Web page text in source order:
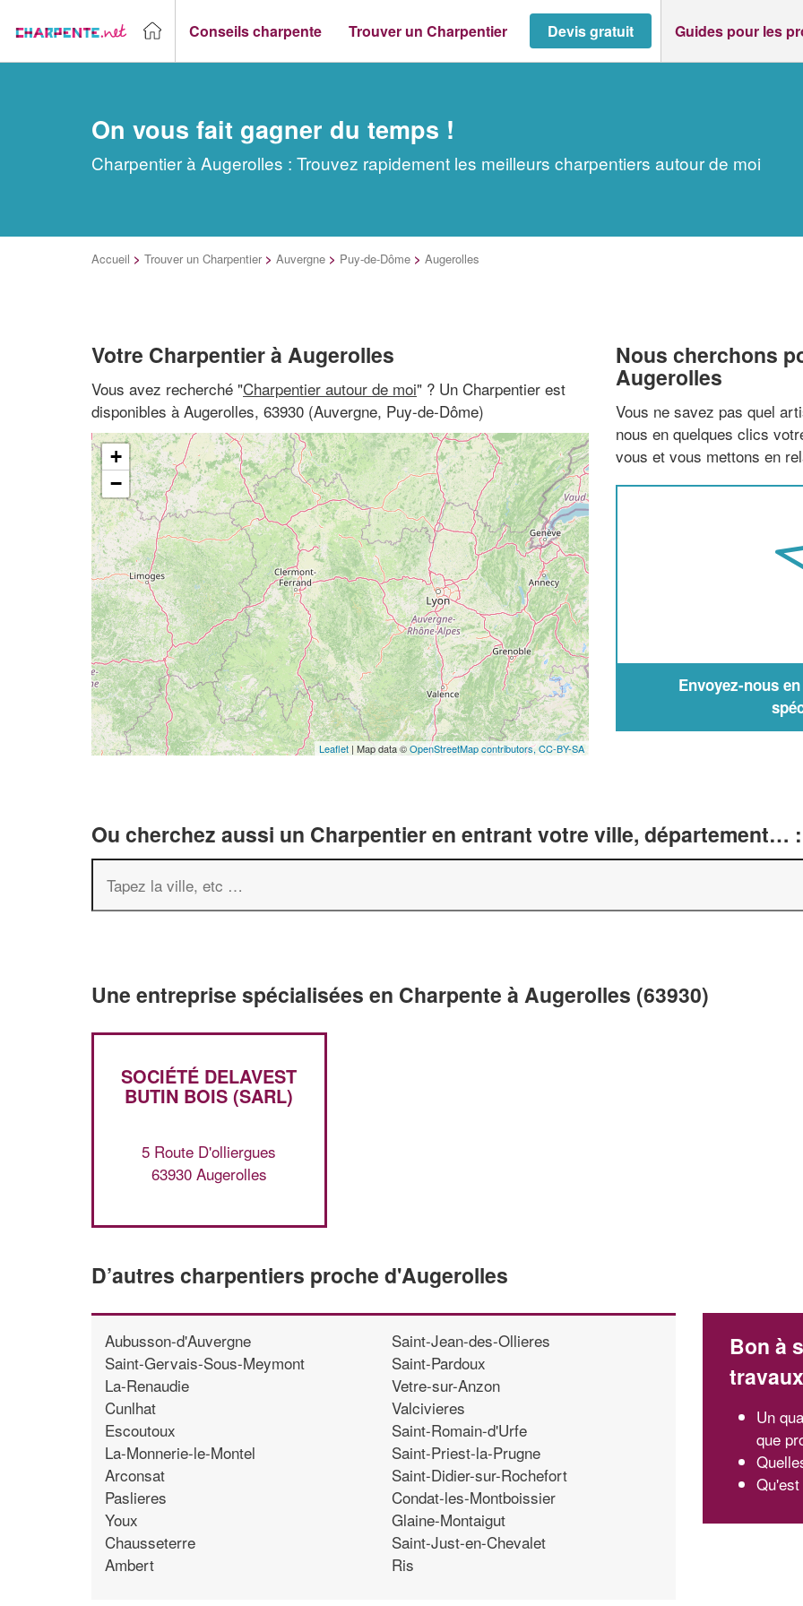
Conseils charpente Trouver un Charpentier Devis gratuit Guides pour les
On vous fait gagner du temps !
Charpentier à Augerolles : Trouvez rapidement les meilleurs charpentiers autour de moi
Accueil > Trouver un Charpentier > Auvergne > Puy-de-Dôme > Augerolles
Votre Charpentier à Augerolles
Vous avez recherché "Charpentier autour de moi" ? Un Charpentier est
disponibles à Augerolles, 63930 (Auvergne, Puy-de-Dôme)
+
−
Leaflet | Map data ©OpenStreetMap contributors,CC-BY-SA
Nous cherchons
Augerolles
Vous ne savez pas quel
nous en quelques clics
vous et vous mettons en
Envoyez-nous
Ou cherchez aussi un Charpentier en entrant votre ville, département… :
Une entreprise spécialisées en Charpente à Augerolles (63930)
SOCIÉTÉ DELAVEST
BUTIN BOIS (SARL)
5 Route D'olliergues
63930 Augerolles
D’autres charpentiers proche d'Augerolles
Aubusson-d'Auvergne
Saint-Gervais-Sous-Meymont
La-Renaudie
Cunlhat
Escoutoux
La-Monnerie-le-Montel
Arconsat
Paslieres
Youx
Chausseterre
Ambert
Saint-Jean-des-Ollieres
Saint-Pardoux
Vetre-sur-Anzon
Valcivieres
Saint-Romain-d'Urfe
Saint-Priest-la-Prugne
Saint-Didier-sur-Rochefort
Condat-les-Montboissier
Glaine-Montaigut
Saint-Just-en-Chevalet
Ris
Bon à
travaux
Un
que